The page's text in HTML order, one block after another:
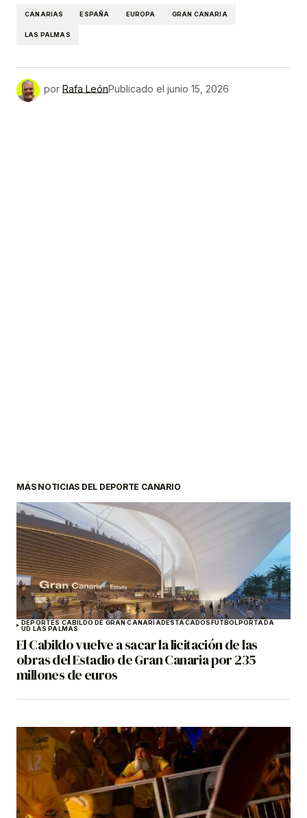
CANARIAS ESPAÑA EUROPA GRAN CANARIA
LAS PALMAS
por Rafa LeónPublicado el junio 15, 2026
MÁS NOTICIAS DEL DEPORTE CANARIO
DEPORTES CABILDO DE GRAN CANARIADESTACADOSFÚTBOLPORTADA
UD LAS PALMAS
El Cabildo vuelve a sacar la licitación de las
obras del Estadio de Gran Canaria por 235
millones de euros